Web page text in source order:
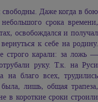
Даже когда в бою
срока времени,
освобождался и получал
к себе на родину.
строго карали: за ложь —
руку. Т.к. на Руси
на благо всех, трудились
лишь, общая трапеза,
в короткие сроки строили